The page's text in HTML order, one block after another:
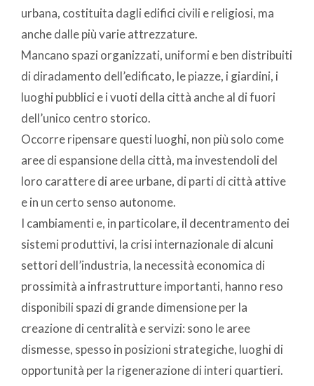
urbana, costituita dagli edifici civili e religiosi, ma
anche dalle più varie attrezzature.
Mancano spazi organizzati, uniformi e ben distribuiti
di diradamento dell’edificato, le piazze, i giardini, i
luoghi pubblici e i vuoti della città anche al di fuori
dell’unico centro storico.
Occorre ripensare questi luoghi, non più solo come
aree di espansione della città, ma investendoli del
loro carattere di aree urbane, di parti di città attive
e in un certo senso autonome.
I cambiamenti e, in particolare, il decentramento dei
sistemi produttivi, la crisi internazionale di alcuni
settori dell’industria, la necessità economica di
prossimità a infrastrutture importanti, hanno reso
disponibili spazi di grande dimensione per la
creazione di centralità e servizi: sono le aree
dismesse, spesso in posizioni strategiche, luoghi di
opportunità per la rigenerazione di interi quartieri.